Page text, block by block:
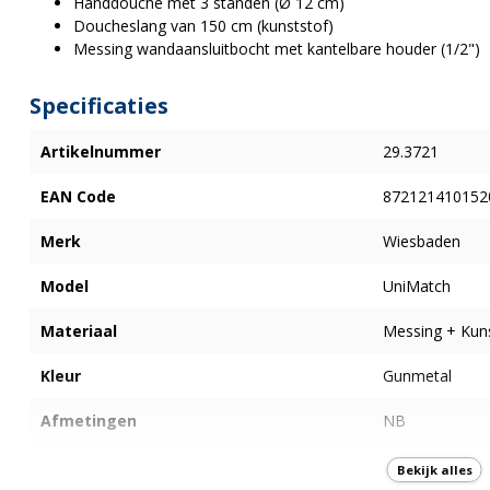
Doucheslang van 150 cm (kunststof)
Messing wandaansluitbocht met kantelbare houder (1/2")
Specificaties
Artikelnummer 29.3721
EAN Code
Merk Wiesbaden
Model UniMatch
Materiaal Messing +
Kleur Gunmetal
Afmetingen NB
Handdouche
Bekijk alles